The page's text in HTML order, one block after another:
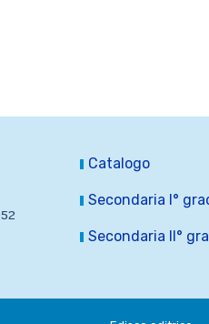
Catalogo
Secondaria I°
Secondaria II°